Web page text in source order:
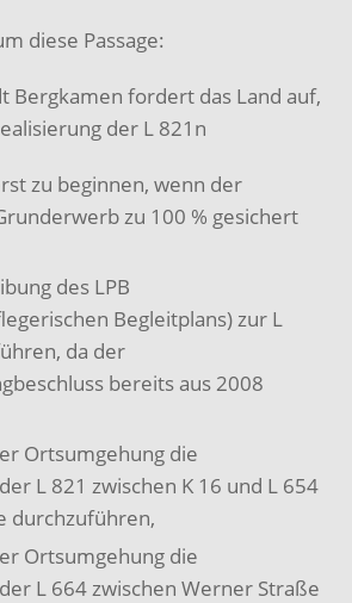
diese Passage:
Bergkamen fordert das Land auf,
der L 821n
zu beginnen, wenn der
zu 100 % gesichert
des LPB
Begleitplans) zur L
da der
bereits aus 2008
Ortsumgehung die
L 821 zwischen K 16 und L 654
durchzuführen,
Ortsumgehung die
L 664 zwischen Werner Straße